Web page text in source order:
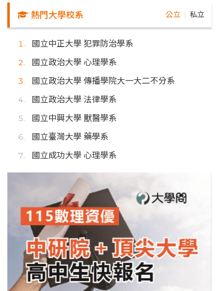
熱門大學校系 公立 私立
國立中正大學 犯罪防治學系
國立政治大學 心理學系
國立政治大學 傳播學院大一大二不分系
國立政治大學 法律學系
國立中興大學 獸醫學系
國立臺灣大學 藥學系
國立成功大學 心理學系